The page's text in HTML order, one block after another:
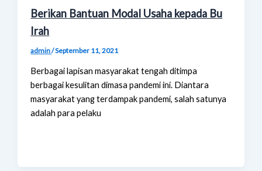
Berikan Bantuan Modal Usaha kepada Bu
Irah
admin/September 11, 2021
Berbagai lapisan masyarakat tengah ditimpa
berbagai kesulitan dimasa pandemi ini. Diantara
masyarakat yang terdampak pandemi, salah satunya
adalah para pelaku